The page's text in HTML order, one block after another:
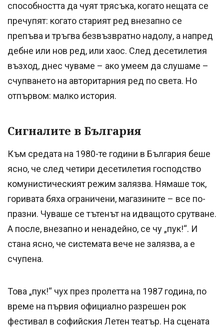
способността да чуят трясъка, когато нещата се
пречупят: когато старият ред внезапно се
препъва и тръгва безвъзвратно надолу, а напред
дебне или нов ред, или хаос. След десетилетия
възход, днес чуваме – ако умеем да слушаме –
счупването на авторитарния ред по света. Но
отпървом: малко история.
Сигналите в България
Към средата на 1980-те години в България беше
ясно, че след четири десетилетия господство
комунистическият режим залязва. Нямаше ток,
горивата бяха ограничени, магазините – все по-
празни. Чуваше се тътенът на идващото срутване.
А после, внезапно и ненадейно, се чу „пук!“. И
стана ясно, че системата вече не залязва, а е
счупена.
Това „пук!“ чух през пролетта на 1987 година, по
време на първия официално разрешен рок
фестивал в софийския Летен театър. На сцената